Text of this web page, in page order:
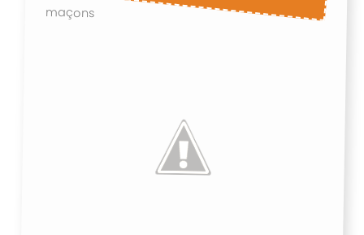
maçons